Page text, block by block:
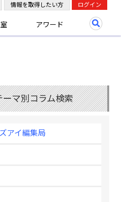
アワード
情報を取得したい方 ログイン
マ別コラム検索
アイ編集局